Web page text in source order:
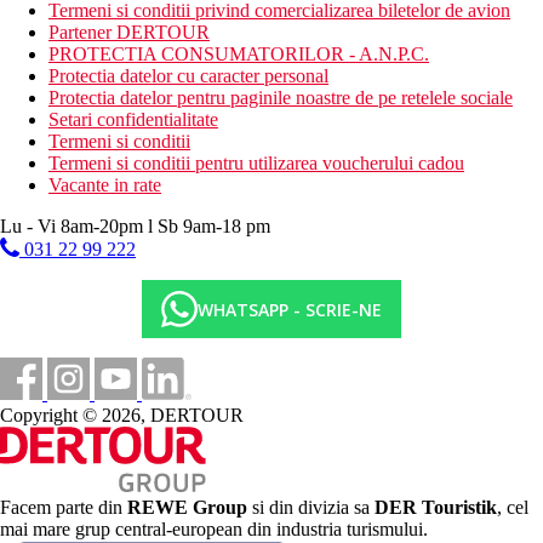
Cina tip bufet (19:30-21:30)
Gustare de noapte (00:00-01:00)
Gustare de dupa-amiaza (12:30-4:30 p.m.)
Patiserie (11 a.m.-6 p.m.)
Sandvisuri (00:00-07:00)
Posibilitate de cina in 4 restaurante a la carte contra cost
Bauturi alcoolice si nealcoolice de productie locala si
selectata din import 24 de ore pe zi
Categoria oficiala
5 stele
Distanta de cel mai apropiat aeroport
0 m
Distanta pana la plaja
2 km
Centrul orasului
Termeni si conditii privind comercializarea biletelor de avion
Partener DERTOUR
PROTECTIA CONSUMATORILOR - A.N.P.C.
Protectia datelor cu caracter personal
Protectia datelor pentru paginile noastre de pe retelele sociale
Setari confidentialitate
Termeni si conditii
Termeni si conditii pentru utilizarea voucherului cadou
Vacante in rate
Lu - Vi 8am-20pm l Sb 9am-18 pm
031 22 99 222
WHATSAPP - SCRIE-NE
Copyright © 2026, DERTOUR
Facem parte din REWE Group si din divizia sa DER Touristik, cel
mai mare grup central-european din industria turismului.